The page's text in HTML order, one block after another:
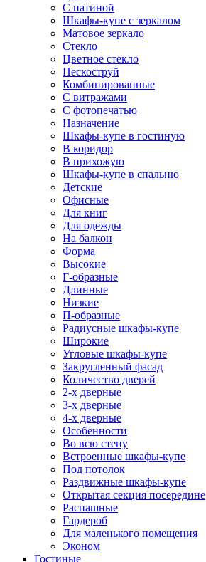
С патиной
Шкафы-купе с зеркалом
Матовое зеркало
Стекло
Цветное стекло
Пескоструй
Комбинированные
С витражами
С фотопечатью
Назначение
Шкафы-купе в гостиную
В коридор
В прихожую
Шкафы-купе в спальню
Детские
Офисные
Для книг
Для одежды
На балкон
Форма
Высокие
Г-образные
Длинные
Низкие
П-образные
Радиусные шкафы-купе
Широкие
Угловые шкафы-купе
Закругленный фасад
Количество дверей
2-х дверные
3-х дверные
4-х дверные
Особенности
Во всю стену
Встроенные шкафы-купе
Под потолок
Раздвижные шкафы-купе
Открытая секция посередине
Распашные
Гардероб
Для маленького помещения
Эконом
Гостиные